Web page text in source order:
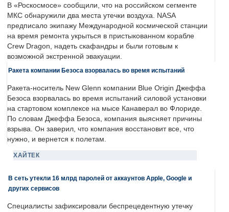
В «Роскосмосе» сообщили, что на российском сегменте
МКС обнаружили два места утечки воздуха. NASA
предписало экипажу Международной космической станции
на время ремонта укрыться в пристыкованном корабле
Crew Dragon, надеть скафандры и были готовым к
возможной экстренной эвакуации.
Ракета компании Безоса взорвалась во время испытаний
Ракета-носитель New Glenn компании Blue Origin Джеффа
Безоса взорвалась во время испытаний силовой установки
на стартовом комплексе на мысе Канаверал во Флориде.
По словам Джеффа Безоса, компания выясняет причины
взрыва. Он заверил, что компания восстановит все, что
нужно, и вернется к полетам.
ХАЙТЕК
В сеть утекли 16 млрд паролей от аккаунтов Apple, Google и
других сервисов
Специалисты зафиксировали беспрецедентную утечку